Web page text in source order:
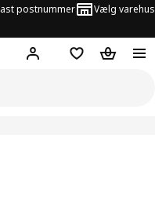
postnummer Vælg varehus
Hej! Log ind her
Huskeliste
Kurv